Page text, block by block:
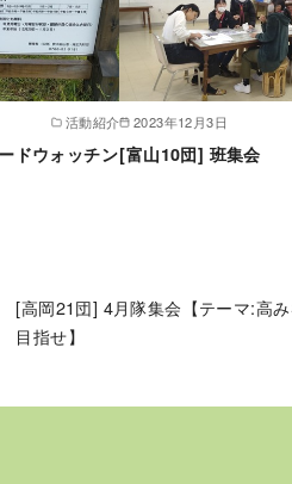
活動紹介
ドウォッチン
2023年12月3日
[富山10団] 班集会
[高岡21団] 4月隊集会【テーマ:高
目指せ】